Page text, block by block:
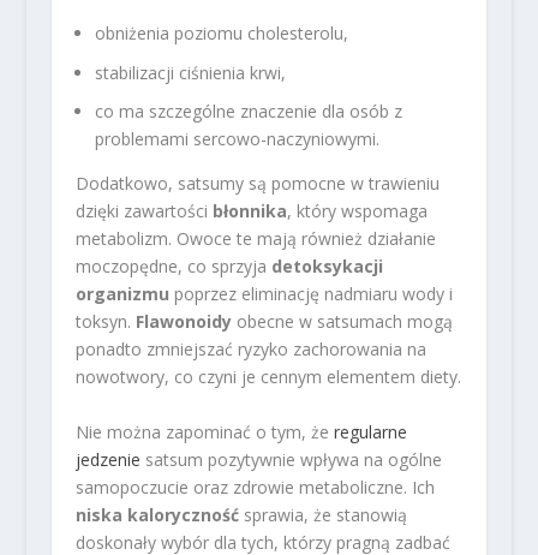
obniżenia poziomu cholesterolu,
stabilizacji ciśnienia krwi,
co ma szczególne znaczenie dla osób z
problemami sercowo-naczyniowymi.
Dodatkowo, satsumy są pomocne w trawieniu
dzięki zawartości błonnika, który wspomaga
metabolizm. Owoce te mają również działanie
moczopędne, co sprzyja detoksykacji
organizmu poprzez eliminację nadmiaru wody i
toksyn. Flawonoidyobecne w satsumach mogą
ponadto zmniejszać ryzyko zachorowania na
nowotwory, co czyni je cennym elementem diety.
Nie można zapominać o tym, że regularne
jedzenie satsum pozytywnie wpływa na ogólne
samopoczucie oraz zdrowie metaboliczne. Ich
niska kalorycznośćsprawia, że stanowią
doskonały wybór dla tych, którzy pragną zadbać